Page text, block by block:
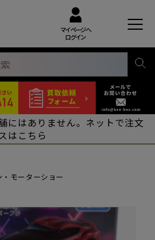
マイページへ
ログイン
にはありません。ネットで注文
はこちら
モーターショー